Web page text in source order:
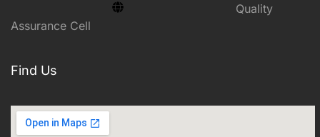
Quality
Assurance Cell
Find Us